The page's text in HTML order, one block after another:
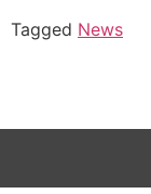
Tagged News